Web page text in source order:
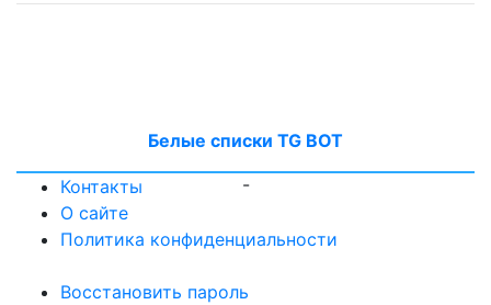
Белые списки TG BOT
-
Контакты
О сайте
Политика конфиденциальности
Восстановить пароль